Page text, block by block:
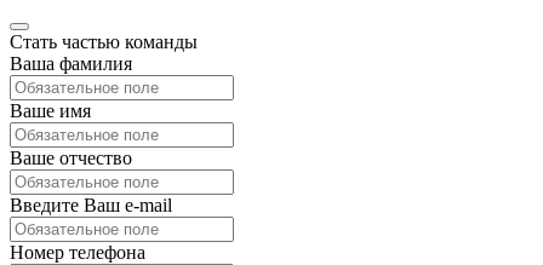
Стать частью команды
Ваша фамилия
Ваше имя
Ваше отчество
Введите Ваш e-mail
Номер телефона